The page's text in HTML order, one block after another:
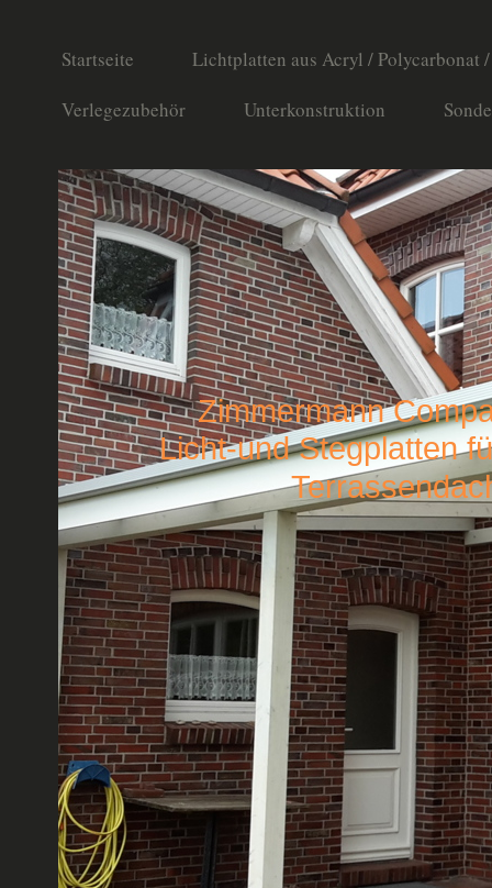
Startseite
Lichtplatten aus Acryl / Polycarbonat /
Verlegezubehör
Unterkonstruktion
Zimmermann
Licht-und Stegplatten